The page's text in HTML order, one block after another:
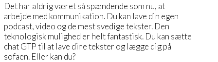
Det har aldrig været så spændende som nu, at
arbejde med kommunikation. Du kan lave din egen
podcast, video og de mest svedige tekster. Den
teknologisk mulighed er helt fantastisk. Du kan sætte
chat GTP til at lave dine tekster og lægge dig på
sofaen. Eller kan du?